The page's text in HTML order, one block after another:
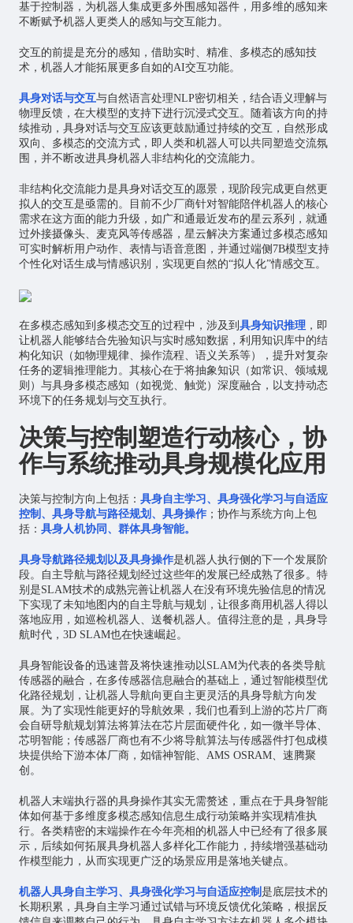
基于控制器，为机器人集成更多外围感知器件，用多维的感知来
不断赋予机器人更类人的感知与交互能力。
交互的前提是充分的感知，借助实时、精准、多模态的感知技
术，机器人才能拓展更多自如的AI交互功能。
具身对话与交互与自然语言处理NLP密切相关，结合语义理解与
物理反馈，在大模型的支持下进行沉浸式交互。随着该方向的持
续推动，具身对话与交互应该更鼓励通过持续的交互，自然形成
双向、多模态的交流方式，即人类和机器人可以共同塑造交流氛
围，并不断改进具身机器人非结构化的交流能力。
非结构化交流能力是具身对话交互的愿景，现阶段完成更自然更
拟人的交互是亟需的。目前不少厂商针对智能陪伴机器人的核心
需求在这方面的能力升级，如广和通最近发布的星云系列，就通
过外接摄像头、麦克风等传感器，星云解决方案通过多模态感知
可实时解析用户动作、表情与语音意图，并通过端侧7B模型支持
个性化对话生成与情感识别，实现更自然的“拟人化”情感交互。
在多模态感知到多模态交互的过程中，涉及到 具身知识推理，即
让机器人能够结合先验知识与实时感知数据，利用知识库中的结
构化知识（如物理规律、操作流程、语义关系等），提升对复杂
任务的逻辑推理能力。其核心在于将抽象知识（如常识、领域规
则）与具身多模态感知（如视觉、触觉）深度融合，以支持动态
环境下的任务规划与交互执行。
决策与控制塑造行动核心，协
作与系统推动具身规模化应用
决策与控制方向上包括： 具身自主学习、具身强化学习与自适应
控制、具身导航与路径规划、具身操作；协作与系统方向上包
括： 具身人机协同、群体具身智能。
具身导航路径规划以及具身操作是机器人执行侧的下一个发展阶
段。自主导航与路径规划经过这些年的发展已经成熟了很多。特
别是SLAM技术的成熟完善让机器人在没有环境先验信息的情况
下实现了未知地图内的自主导航与规划，让很多商用机器人得以
落地应用，如巡检机器人、送餐机器人。值得注意的是，具身导
航时代，3D SLAM也在快速崛起。
具身智能设备的迅速普及将快速推动以SLAM为代表的各类导航
传感器的融合，在多传感器信息融合的基础上，通过智能模型优
化路径规划，让机器人导航向更自主更灵活的具身导航方向发
展。为了实现性能更好的导航效果，我们也看到上游的芯片厂商
会自研导航规划算法将算法在芯片层面硬件化，如一微半导体、
芯明智能；传感器厂商也有不少将导航算法与传感器件打包成模
块提供给下游本体厂商，如镭神智能、AMS OSRAM、速腾聚
创。
机器人末端执行器的具身操作其实无需赘述，重点在于具身智能
体如何基于多维度多模态感知信息生成行动策略并实现精准执
行。各类精密的末端操作在今年亮相的机器人中已经有了很多展
示，后续如何拓展具身机器人多样化工作能力，持续增强基础动
作模型能力，从而实现更广泛的场景应用是落地关键点。
机器人具身自主学习、具身强化学习与自适应控制 是底层技术的
长期积累，具身自主学习通过试错与环境反馈优化策略，根据反